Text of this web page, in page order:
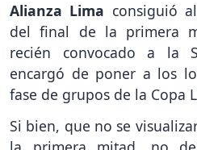
Alianza Lima consiguió
del final de la primera
recién convocado a la
encargó de poner a los
fase de grupos de la Copa
Si bien, que no se